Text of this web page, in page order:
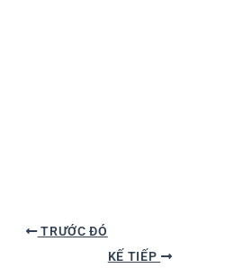
TRƯỚC ĐÓ
KẾ TIẾP